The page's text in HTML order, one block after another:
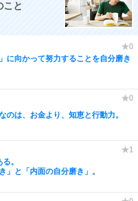
こと
に向かって努力することを自分磨き
のは、お金より、知恵と行動力。
。
」と「内面の自分磨き」。